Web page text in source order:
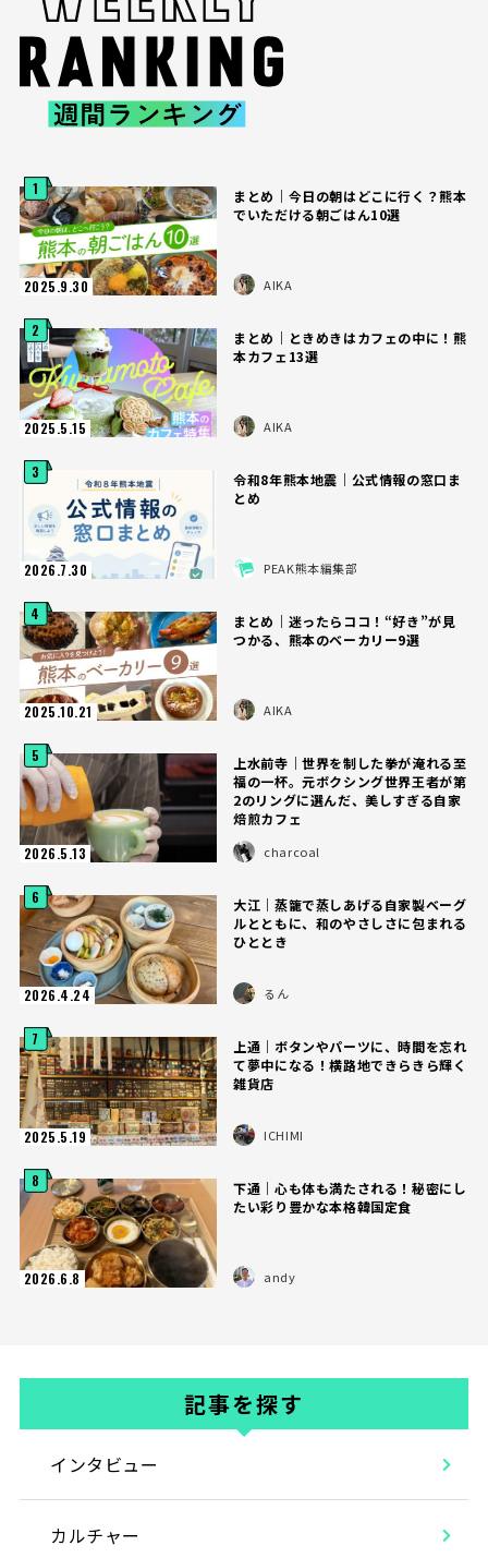
1
2025.9.30
まとめ｜今日の朝はどこに行く？熊本
でいただける朝ごはん10選
AIKA
2
2025.5.15
まとめ｜ときめきはカフェの中に！熊
本カフェ13選
AIKA
3
2026.7.30
令和8年熊本地震｜公式情報の窓口ま
とめ
PEAK熊本編集部
4
2025.10.21
まとめ｜迷ったらココ！“好き”が見
つかる、熊本のベーカリー9選
AIKA
5
2026.5.13
上水前寺｜世界を制した拳が淹れる至
福の一杯。元ボクシング世界王者が第
2のリングに選んだ、美しすぎる自家
焙煎カフェ
charcoal
6
2026.4.24
大江｜蒸籠で蒸しあげる自家製ベーグ
ルとともに、和のやさしさに包まれる
ひととき
るん
7
2025.5.19
上通｜ボタンやパーツに、時間を忘れ
て夢中になる！横路地できらきら輝く
雑貨店
ICHIMI
8
2026.6.8
下通｜心も体も満たされる！秘密にし
たい彩り豊かな本格韓国定食
andy
記事を探す
インタビュー
カルチャー